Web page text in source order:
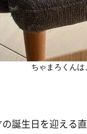
ちゃまろくん
誕生日を迎える